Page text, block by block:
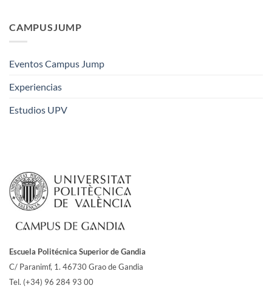
CAMPUSJUMP
Eventos Campus Jump
Experiencias
Estudios UPV
Escuela Politécnica Superior de Gandia
C/ Paranimf, 1. 46730 Grao de Gandia
Tel. (+34) 96 284 93 00